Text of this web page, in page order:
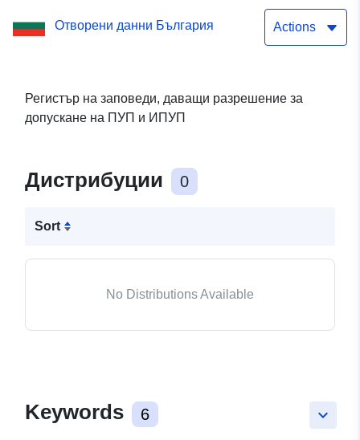
Отворени данни България Actions
Регистър на заповеди, даващи разрешение за
допускане на ПУП и ИПУП
Дистрибуции 0
Sort
No Distributions Available
keyboard_arrow_down
Keywords 6